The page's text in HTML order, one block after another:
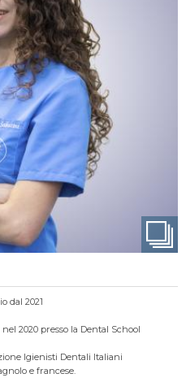
dal 2021
2020 presso la Dental School
Igienisti Dentali Italiani
e francese.